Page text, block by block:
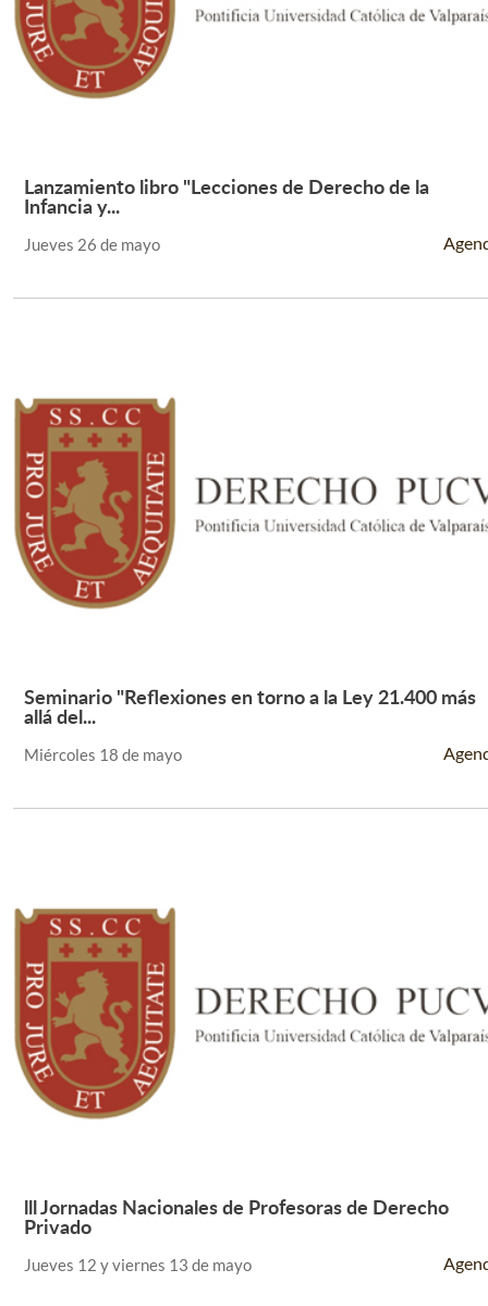
Leer Más +
Lanzamiento libro "Lecciones de Derecho de la
Infancia y...
Jueves 26 de mayo
Leer Más +
Seminario "Reflexiones en torno a la Ley 21.400 más
allá del...
Miércoles 18 de mayo
Leer Más +
lll Jornadas Nacionales de Profesoras de Derecho
Privado
Jueves 12 y viernes 13 de mayo